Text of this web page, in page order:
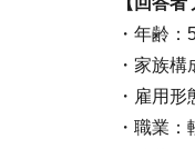
・年齢：
・家族構
・雇用
・職業